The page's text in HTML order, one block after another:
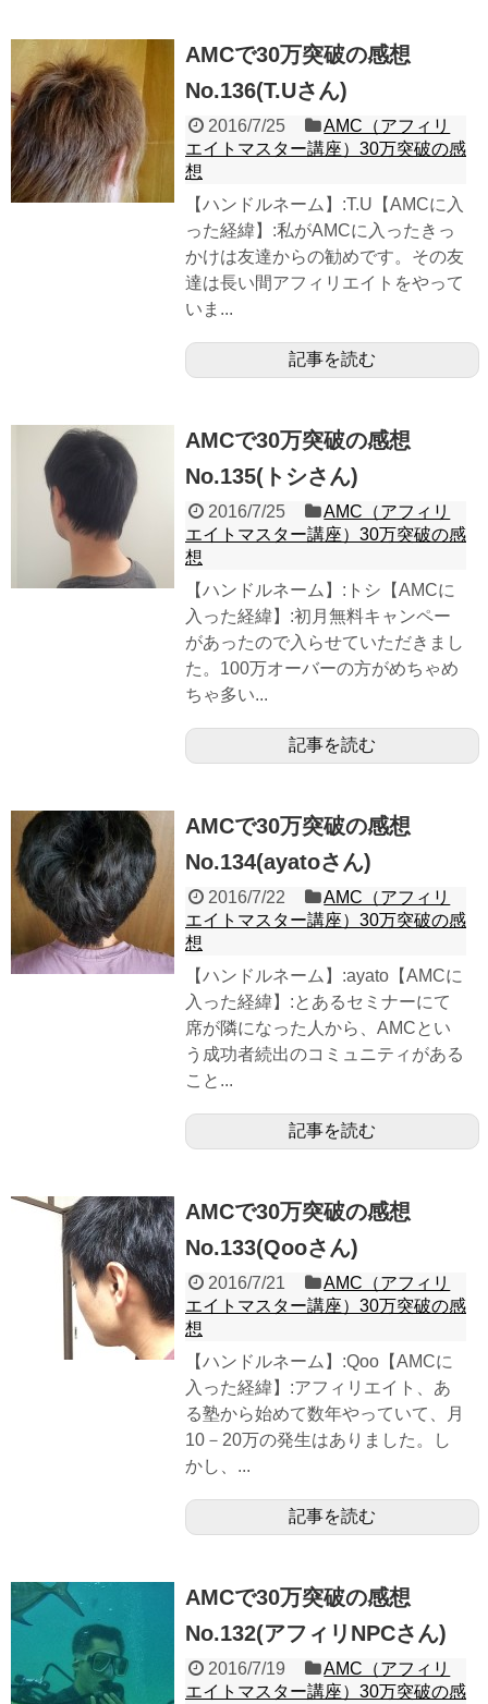
AMCで30万突破の感想
No.136(T.Uさん)
2016/7/25
AMC（アフィリ
エイトマスター講座）30万突破の感
想
【ハンドルネーム】:T.U【AMCに入
った経緯】:私がAMCに入ったきっ
かけは友達からの勧めです。その友
達は長い間アフィリエイトをやって
いま...
記事を読む
AMCで30万突破の感想
No.135(トシさん)
2016/7/25
AMC（アフィリ
エイトマスター講座）30万突破の感
想
【ハンドルネーム】:トシ【AMCに
入った経緯】:初月無料キャンペー
があったので入らせていただきまし
た。100万オーバーの方がめちゃめ
ちゃ多い...
記事を読む
AMCで30万突破の感想
No.134(ayatoさん)
2016/7/22
AMC（アフィリ
エイトマスター講座）30万突破の感
想
【ハンドルネーム】:ayato【AMCに
入った経緯】:とあるセミナーにて
席が隣になった人から、AMCとい
う成功者続出のコミュニティがある
こと...
記事を読む
AMCで30万突破の感想
No.133(Qooさん)
2016/7/21
AMC（アフィリ
エイトマスター講座）30万突破の感
想
【ハンドルネーム】:Qoo【AMCに
入った経緯】:アフィリエイト、あ
る塾から始めて数年やっていて、月
10－20万の発生はありました。し
かし、...
記事を読む
AMCで30万突破の感想
No.132(アフィリNPCさん)
2016/7/19
AMC（アフィリ
エイトマスター講座）30万突破の感